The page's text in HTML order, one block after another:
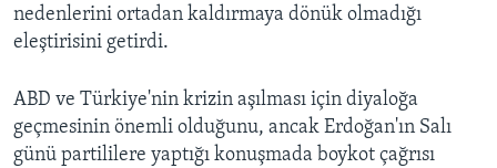
nedenlerini ortadan kaldırmaya dönük olmadığı
eleştirisini getirdi.
ABD ve Türkiye'nin krizin aşılması için diyaloğa
geçmesinin önemli olduğunu, ancak Erdoğan'ın Salı
günü partililere yaptığı konuşmada boykot çağrısı